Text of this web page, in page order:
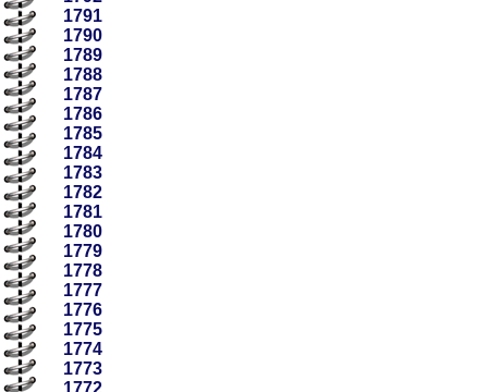
1791
1790
1789
1788
1787
1786
1785
1784
1783
1782
1781
1780
1779
1778
1777
1776
1775
1774
1773